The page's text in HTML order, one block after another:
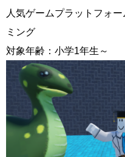
人気ゲームプラットフォ
ミング
対象年齢：小学1年生～